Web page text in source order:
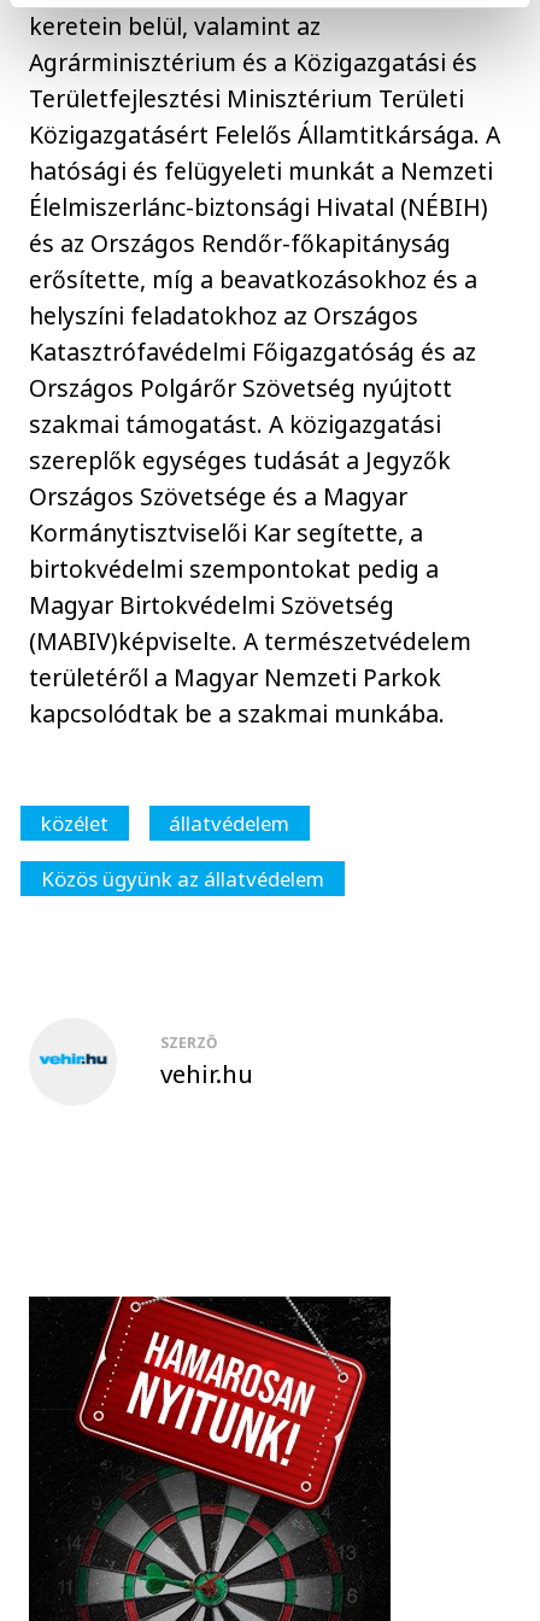
keretein belül, valamint az
Agrárminisztérium és a Közigazgatási és
Területfejlesztési Minisztérium Területi
Közigazgatásért Felelős Államtitkársága. A
hatósági és felügyeleti munkát a Nemzeti
Élelmiszerlánc-biztonsági Hivatal (NÉBIH)
és az Országos Rendőr-főkapitányság
erősítette, míg a beavatkozásokhoz és a
helyszíni feladatokhoz az Országos
Katasztrófavédelmi Főigazgatóság és az
Országos Polgárőr Szövetség nyújtott
szakmai támogatást. A közigazgatási
szereplők egységes tudását a Jegyzők
Országos Szövetsége és a Magyar
Kormánytisztviselői Kar segítette, a
birtokvédelmi szempontokat pedig a
Magyar Birtokvédelmi Szövetség
(MABIV)képviselte. A természetvédelem
területéről a Magyar Nemzeti Parkok
kapcsolódtak be a szakmai munkába.
közélet
állatvédelem
Közös ügyünk az állatvédelem
SZERZŐ
vehir.hu